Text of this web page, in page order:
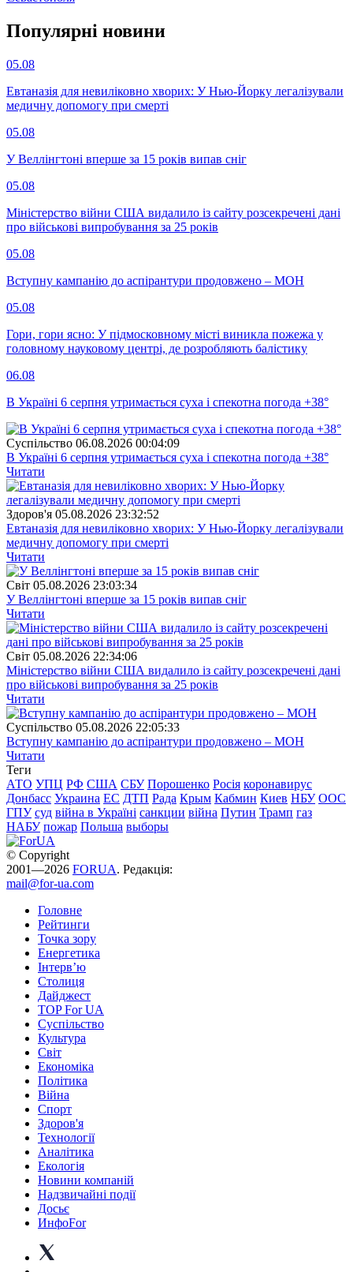
Популярнi новини
05.08
Евтаназія для невиліковно хворих: У Нью-Йорку легалізували
медичну допомогу при смерті
05.08
У Веллінгтоні вперше за 15 років випав сніг
05.08
Міністерство війни США видалило із сайту розсекречені дані
про військові випробування за 25 років
05.08
Вступну кампанію до аспірантури продовжено – МОН
05.08
Гори, гори ясно: У підмосковному місті виникла пожежа у
головному науковому центрі, де розробляють балістику
06.08
В Україні 6 серпня утримається суха і спекотна погода +38°
Суспiльство 06.08.2026 00:04:09
В Україні 6 серпня утримається суха і спекотна погода +38°
Читати
Здоров'я 05.08.2026 23:32:52
Евтаназія для невиліковно хворих: У Нью-Йорку легалізували
медичну допомогу при смерті
Читати
Свiт 05.08.2026 23:03:34
У Веллінгтоні вперше за 15 років випав сніг
Читати
Свiт 05.08.2026 22:34:06
Міністерство війни США видалило із сайту розсекречені дані
про військові випробування за 25 років
Читати
Суспiльство 05.08.2026 22:05:33
Вступну кампанію до аспірантури продовжено – МОН
Читати
Теги
АТО УПЦ РФ США СБУ Порошенко Росія коронавирус
Донбасс Украина ЕС ДТП Рада Крым Кабмин Киев НБУ ООС
ГПУ суд війна в Україні санкции війна Путин Трамп газ
НАБУ пожар Польша выборы
© Copyright
2001—2026 FORUA. Редакція:
mail@for-ua.com
Головне
Рейтинги
Точка зору
Енергетика
Інтерв’ю
Столиця
Дайджест
TOP For UA
Суспiльство
Культура
Світ
Економіка
Політика
Війна
Спорт
Здоров'я
Технології
Аналітика
Екологія
Новини компаній
Надзвичайні події
Досьє
ИнфоFor